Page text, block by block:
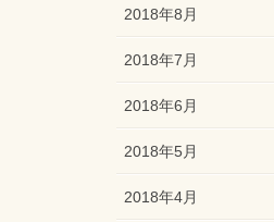
2018年8月
2018年7月
2018年6月
2018年5月
2018年4月